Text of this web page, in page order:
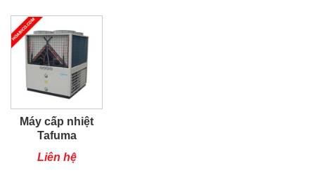
Máy cấp nhiệt
Tafuma
TSQ80RP
Liên hệ